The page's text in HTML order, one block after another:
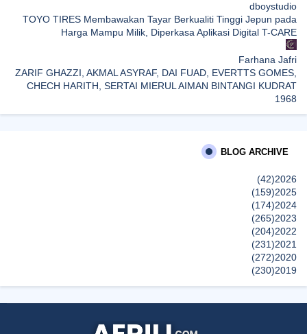
dboystudio
TOYO TIRES Membawakan Tayar Berkualiti Tinggi Jepun pada
Harga Mampu Milik, Diperkasa Aplikasi Digital T-CARE
Farhana Jafri
ZARIF GHAZZI, AKMAL ASYRAF, DAI FUAD, EVERTTS GOMES,
CHECH HARITH, SERTAI MIERUL AIMAN BINTANGI KUDRAT
1968
Best New Apps of 2026: 8 Fresh Downloads Worth Trying
إظهار الكل
BLOG ARCHIVE
2026
(42)
2025
(159)
2024
(174)
2023
(265)
2022
(204)
2021
(231)
2020
(272)
2019
(230)